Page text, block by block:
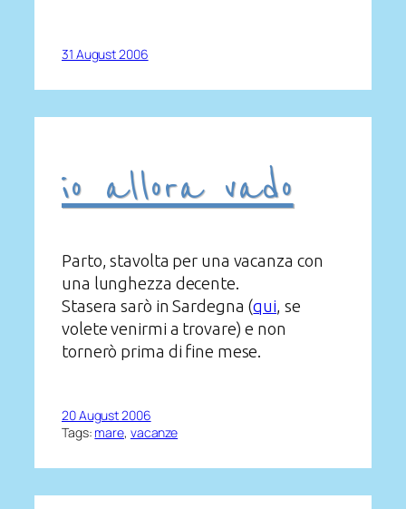
31 August 2006
io allora vado
Parto, stavolta per una vacanza con
una lunghezza decente.
Stasera sarò in Sardegna (qui , se
volete venirmi a trovare) e non
tornerò prima di fine mese.
20 August 2006
Tags: mare, vacanze